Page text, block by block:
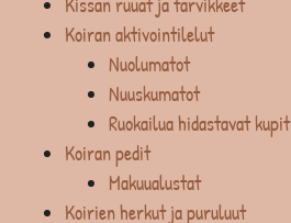
Koiran aktivointilelut
Nuolumatot
Nuuskumatot
Ruokailua hidastavat kupit
Koiran pedit
Makuualustat
Koirien herkut ja puruluut